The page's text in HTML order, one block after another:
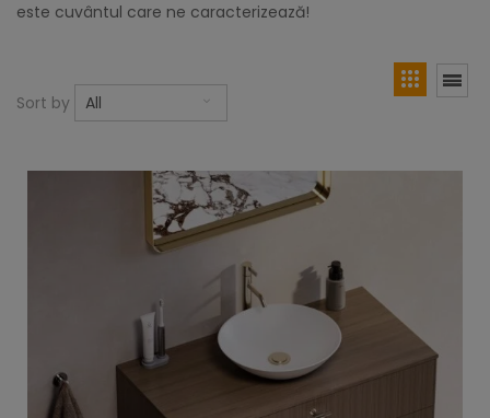
este cuvântul care ne caracterizează!
Sort by All